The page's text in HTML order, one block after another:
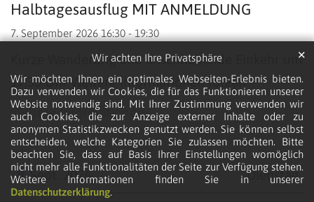
Wir achten Ihre Privatsphäre
Wir möchten Ihnen ein optimales Webseiten-Erlebnis bieten.
Dazu verwenden wir Cookies, die für das Funktionieren unserer
Website notwendig sind. Mit Ihrer Zustimmung verwenden wir
auch Cookies, die zur Anzeige externer Inhalte oder zu
anonymen Statistikzwecken genutzt werden. Sie können selbst
entscheiden, welche Kategorien Sie zulassen möchten. Bitte
beachten Sie, dass auf Basis Ihrer Einstellungen womöglich
nicht mehr alle Funktionalitäten der Seite zur Verfügung stehen.
Weitere Informationen finden Sie in unserer
Datenschutzerklärung.
✕
Halbtagesausflug MIT ANMELDUNG
7. September 2026 16:30 - 19:30
Kurze Wanderung und anschließende Einkehr um
17:30 Uhr Weitere Informationen folgen
Weitere Informationen
Dienstag
8 Sept. 2026